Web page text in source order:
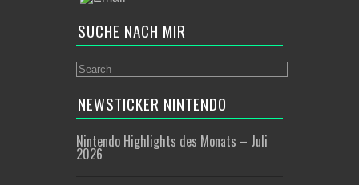
SUCHE NACH MIR
NEWSTICKER NINTENDO
Nintendo Highlights des Monats – Juli
2026